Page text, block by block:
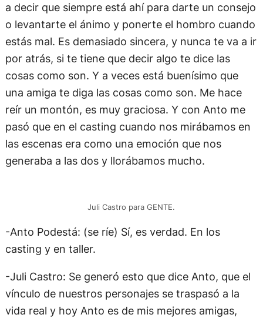
a decir que siempre está ahí para darte un consejo
o levantarte el ánimo y ponerte el hombro cuando
estás mal. Es demasiado sincera, y nunca te va a ir
por atrás, si te tiene que decir algo te dice las
cosas como son. Y a veces está buenísimo que
una amiga te diga las cosas como son. Me hace
reír un montón, es muy graciosa. Y con Anto me
pasó que en el casting cuando nos mirábamos en
las escenas era como una emoción que nos
generaba a las dos y llorábamos mucho.
Juli Castro para GENTE.
-Anto Podestá: (se ríe) Sí, es verdad. En los
casting y en taller.
-Juli Castro: Se generó esto que dice Anto, que el
vínculo de nuestros personajes se traspasó a la
vida real y hoy Anto es de mis mejores amigas,